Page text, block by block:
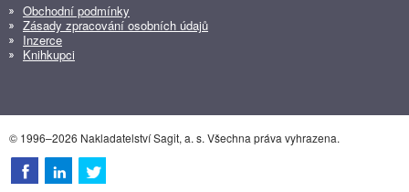
Obchodní podmínky
Zásady zpracování osobních údajů
Inzerce
Knihkupci
© 1996–2026 Nakladatelství Sagit, a. s. Všechna práva vyhrazena.